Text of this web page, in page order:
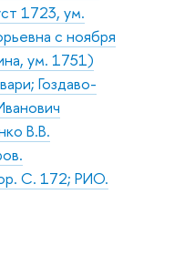
1723, ум.
с ноября
ум. 1751)
Гоздаво-
В.В.
С. 172; РИО.